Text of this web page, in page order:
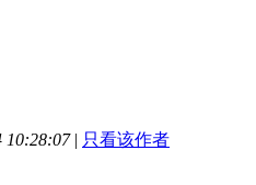
10:28:07 | 只看该作者